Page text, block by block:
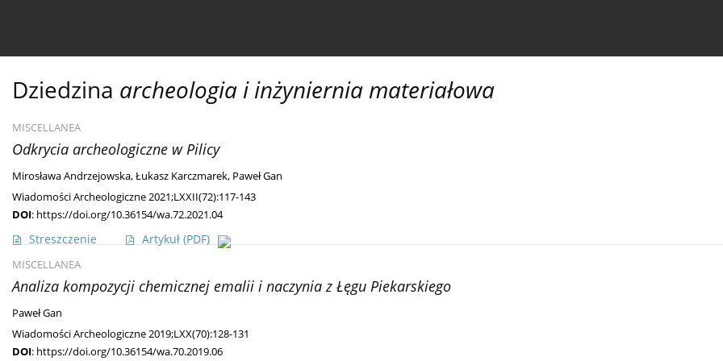
Dziedzina archeologia i inżyniernia materiałowa
MISCELLANEA
Odkrycia archeologiczne w Pilicy
Mirosława Andrzejowska,Łukasz Karczmarek, Paweł Gan
Wiadomości Archeologiczne 2021;LXXII(72):117-143
DOI: https://doi.org/10.36154/wa.72.2021.04
Streszczenie Artykuł (PDF)
MISCELLANEA
Analiza kompozycji chemicznej emalii i naczynia z Łęgu Piekarskiego
Paweł Gan
Wiadomości Archeologiczne 2019;LXX(70):128-131
DOI: https://doi.org/10.36154/wa.70.2019.06